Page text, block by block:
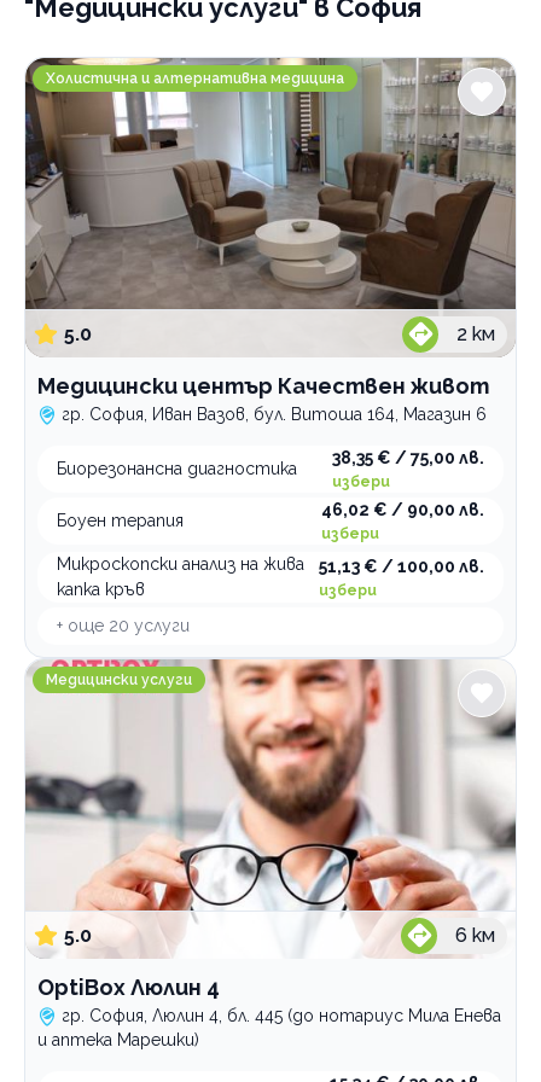
"Медицински услуги" в София
Медицински център Качествен живот
Холистична и алтернативна медицина
5.0 2 км
Медицински център Качествен живот
гр. София, Иван Вазов, бул. Витоша 164, Магазин 6
Биорезонансна диагностика
38,35 € / 75,00 лв.
избери
Боуен терапия
46,02 € / 90,00 лв.
избери
Микроскопски анализ на жива
капка кръв
51,13 € / 100,00 лв.
избери
+ още 20 услуги
OptiBox Люлин 4
Медицински услуги
5.0 6 км
OptiBox Люлин 4
гр. София, Люлин 4, бл. 445 (до нотариус Мила Енева
и аптека Марешки)
Ортодонтия
Грижи за възрастни хора
Интравенозни терапии
Логопедични услуги
Имплантолог
Холистична и алтернативна медицина
Лаборатории
Медицински услуги
Рехабилитация
Стоматологични услуги